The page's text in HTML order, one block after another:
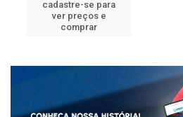
cadastre-se para
ver preços e
comprar